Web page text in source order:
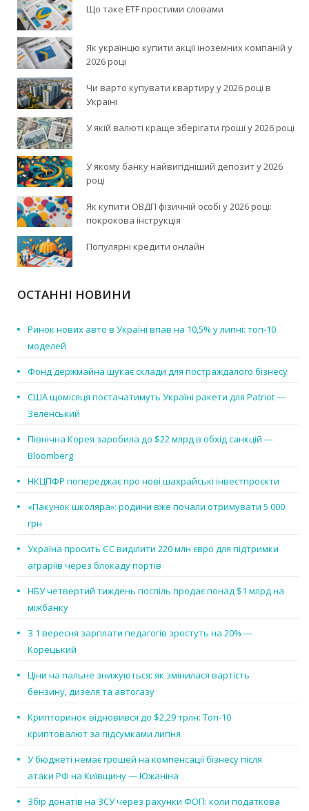
Що таке ETF простими словами
Як українцю купити акції іноземних компаній у
2026 році
Чи варто купувати квартиру у 2026 році в
Україні
У якій валюті краще зберігати гроші у 2026 році
У якому банку найвигідніший депозит у 2026
році
Як купити ОВДП фізичній особі у 2026 році:
покрокова інструкція
Популярні кредити онлайн
ОСТАННІ НОВИНИ
Ринок нових авто в Україні впав на 10,5% у липні: топ-10
моделей
Фонд держмайна шукає склади для постраждалого бізнесу
США щомісяця постачатимуть Україні ракети для Patriot —
Зеленський
Північна Корея заробила до $22 млрд в обхід санкцій —
Bloomberg
НКЦПФР попереджає про нові шахрайські інвестпроєкти
«Пакунок школяра»: родини вже почали отримувати 5 000
грн
Україна просить ЄС виділити 220 млн євро для підтримки
аграріїв через блокаду портів
НБУ четвертий тиждень поспіль продає понад $1 млрд на
міжбанку
З 1 вересня зарплати педагогів зростуть на 20% —
Корецький
Ціни на пальне знижуються: як змінилася вартість
бензину, дизеля та автогазу
Крипторинок відновився до $2,29 трлн: Топ-10
криптовалют за підсумками липня
У бюджеті немає грошей на компенсації бізнесу після
атаки РФ на Київщину — Южаніна
Збір донатів на ЗСУ через рахунки ФОП: коли податкова